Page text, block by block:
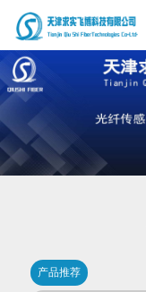
产品推荐